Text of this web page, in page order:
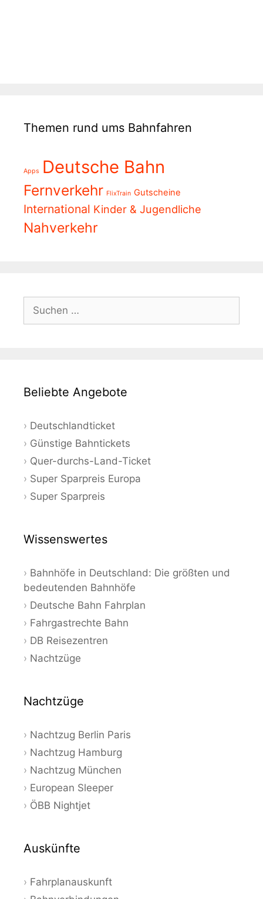
Themen rund ums Bahnfahren
Apps Deutsche Bahn
Fernverkehr FlixTrain Gutscheine
International Kinder & Jugendliche
Nahverkehr
Suchen
nach:
Beliebte Angebote
Deutschlandticket
Günstige Bahntickets
Quer-durchs-Land-Ticket
Super Sparpreis Europa
Super Sparpreis
Wissenswertes
Bahnhöfe in Deutschland: Die größten und
bedeutenden Bahnhöfe
Deutsche Bahn Fahrplan
Fahrgastrechte Bahn
DB Reisezentren
Nachtzüge
Nachtzüge
Nachtzug Berlin Paris
Nachtzug Hamburg
Nachtzug München
European Sleeper
ÖBB Nightjet
Auskünfte
Fahrplanauskunft